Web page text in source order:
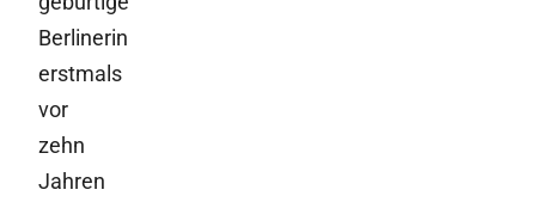
Berlinerin
erstmals
vor
zehn
Jahren